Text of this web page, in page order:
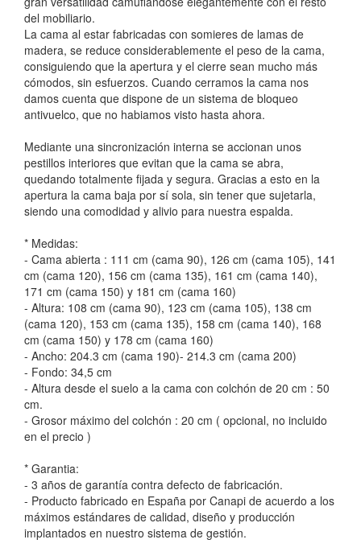
del mobiliario.
La cama al estar fabricadas con somieres de lamas de
madera, se reduce considerablemente el peso de la cama,
consiguiendo que la apertura y el cierre sean mucho más
cómodos, sin esfuerzos. Cuando cerramos la cama nos
damos cuenta que dispone de un sistema de bloqueo
antivuelco, que no habiamos visto hasta ahora.
Mediante una sincronización interna se accionan unos
pestillos interiores que evitan que la cama se abra,
quedando totalmente fijada y segura. Gracias a esto en la
apertura la cama baja por sí sola, sin tener que sujetarla,
siendo una comodidad y alivio para nuestra espalda.
* Medidas:
- Cama abierta : 111 cm (cama 90), 126 cm (cama 105), 141
cm (cama 120), 156 cm (cama 135), 161 cm (cama 140),
171 cm (cama 150) y 181 cm (cama 160)
- Altura: 108 cm (cama 90), 123 cm (cama 105), 138 cm
(cama 120), 153 cm (cama 135), 158 cm (cama 140), 168
cm (cama 150) y 178 cm (cama 160)
- Ancho: 204.3 cm (cama 190)- 214.3 cm (cama 200)
- Fondo: 34,5 cm
- Altura desde el suelo a la cama con colchón de 20 cm : 50
cm.
- Grosor máximo del colchón : 20 cm ( opcional, no incluido
en el precio )
* Garantia:
- 3 años de garantía contra defecto de fabricación.
- Producto fabricado en España por Canapi de acuerdo a los
máximos estándares de calidad, diseño y producción
implantados en nuestro sistema de gestión.